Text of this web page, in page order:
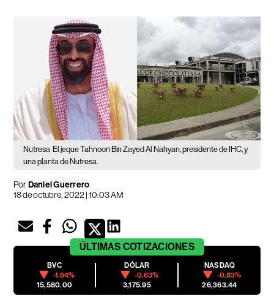
Nutresa El jeque Tahnoon Bin Zayed Al Nahyan, presidente de IHC, y
una planta de Nutresa.
PorDaniel Guerrero
18 de octubre, 2022 | 10:03 AM
ÚLTIMAS COTIZACIONES
BVC
-1.64%
15,580.00
DÓLAR
-0.63%
3,175.95
NASDAQ
-0.83%
26,363.44